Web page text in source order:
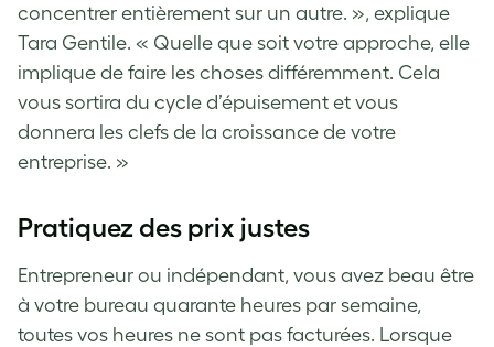
concentrer entièrement sur un autre. », explique
Tara Gentile. « Quelle que soit votre approche, elle
implique de faire les choses différemment. Cela
vous sortira du cycle d’épuisement et vous
donnera les clefs de la croissance de votre
entreprise. »
Pratiquez des prix justes
Entrepreneur ou indépendant, vous avez beau être
à votre bureau quarante heures par semaine,
toutes vos heures ne sont pas facturées. Lorsque